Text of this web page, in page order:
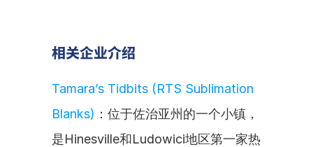
相关企业介绍
Tamara’s Tidbits (RTS Sublimation
Blanks) ：位于佐治亚州的一个小镇，
是Hinesville和Ludowici地区第一家热